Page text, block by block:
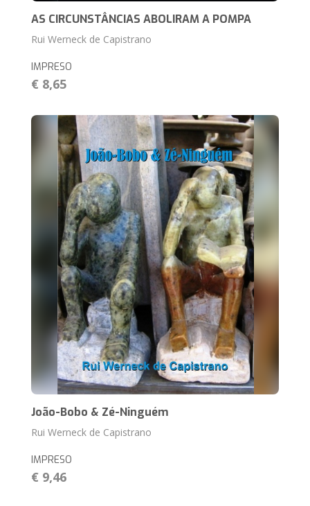
AS CIRCUNSTÂNCIAS ABOLIRAM A POMPA
Rui Werneck de Capistrano
IMPRESO
€ 8,65
João-Bobo & Zé-Ninguém
Rui Werneck de Capistrano
IMPRESO
€ 9,46